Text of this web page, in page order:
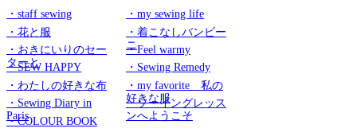
・staff sewing
・my sewing life
・花と服
・着こなしバンビー
ニ
・おきにいりのセー
ターと
・Feel warmy
・SEW HAPPY
・Sewing Remedy
・わたしの好きな布
・my favorite 私の
好きな服
・Sewing Diary in
Paris
・ソーイングレッス
ンへようこそ
・COLOUR BOOK